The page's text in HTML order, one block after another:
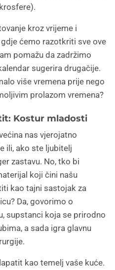
kroz vrijeme i
ćemo razotkriti sve ove
pomažu da zadržimo
sugerira drugačije.
više vremena prije nego
prolazom vremena?
Kostur mladosti
nas vjerojatno
ili, ako ste ljubitelj
zastavu. No, tko bi
koji čini našu
kao tajni sastojak za
Da, govorimo o
supstanci koja se prirodno
a sada igra glavnu
kao temelj vaše kuće.